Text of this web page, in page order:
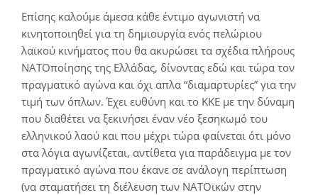
Επίσης καλούμε άμεσα κάθε έντιμο αγωνιστή να
κινητοποιηθεί για τη δημιουργία ενός πελώριου
λαϊκού κινήματος που θα ακυρώσει τα σχέδια πλήρους
ΝΑΤΟποίησης της Ελλάδας, δίνοντας εδώ και τώρα τον
πραγματικό αγώνα και όχι απλα “διαμαρτυρίες” για την
τιμή των όπλων. Έχει ευθύνη και το ΚΚΕ με την δύναμη
που διαθέτει να ξεκινήσει έναν νέο ξεσηκωμό του
ελληνικού λαού και που μέχρι τώρα φαίνεται ότι μόνο
στα λόγια αγωνίζεται, αντίθετα για παράδειγμα με τον
πραγματικό αγώνα που έκανε σε ανάλογη περίπτωση
(να σταματήσει τη διέλευση των ΝΑΤΟϊκών στην